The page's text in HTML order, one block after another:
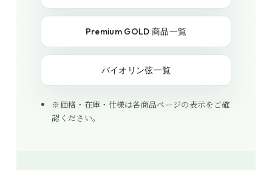
Premium GOLD 商品一覧
バイオリン弦一覧
※価格・在庫・仕様は各商品ページの表示をご確
認ください。